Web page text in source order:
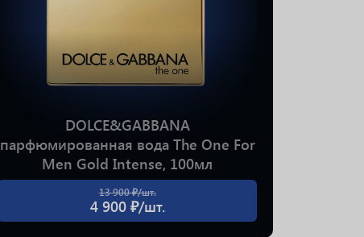
DOLCE&GABBANA
парфюмированная вода The One For
Men Gold Intense, 100мл
13 900 ₽/шт.
4 900 ₽/шт.